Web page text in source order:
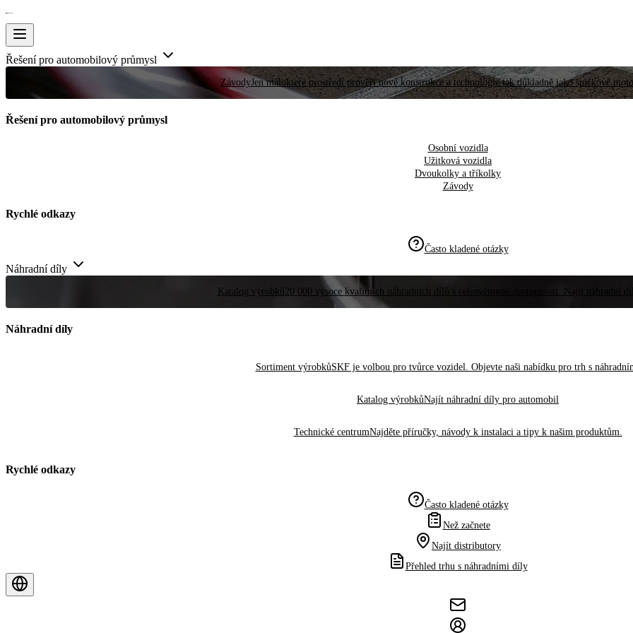
Řešení pro automobilový průmysl
ZávodyJen málokteré prostředí prověří nové konstrukce a technologie tak důkladně jako špičkové
Řešení pro automobilový průmysl
Osobní vozidla
Užitková vozidla
Dvoukolky a tříkolky
Závody
Rychlé odkazy
Často kladené otázky
Náhradní díly
Katalog výrobků20 000 vysoce kvalitních náhradních dílů s celosvětovou dostupností. Najít náhradní
Náhradní díly
Sortiment výrobkůSKF je volbou pro tvůrce vozidel. Objevte naši nabídku pro trh s
Katalog výrobkůNajít náhradní díly pro automobil
Technické centrumNajděte příručky, návody k instalaci a tipy k našim produktům.
Rychlé odkazy
Často kladené otázky
Než začnete
Najít distributory
Přehled trhu s náhradními díly